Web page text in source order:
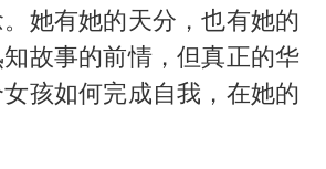
她有她的天分，也有她的
故事的前情，但真正的华
孩如何完成自我，在她的